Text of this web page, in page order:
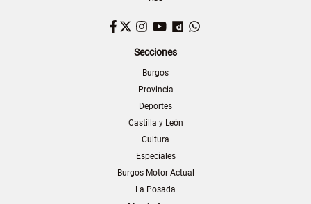
Facebook
TwitterInstagram
YouTubeDailymotion
Secciones
Burgos
Provincia
Deportes
Castilla y León
Cultura
Especiales
Burgos Motor Actual
La Posada